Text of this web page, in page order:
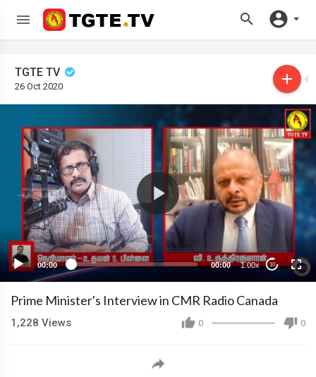
TGTE TV
26 Oct 2020
00:00 00:00 1.00x 10
Prime Minister's Interview in CMR Radio Canada
0 0
1,228 Views